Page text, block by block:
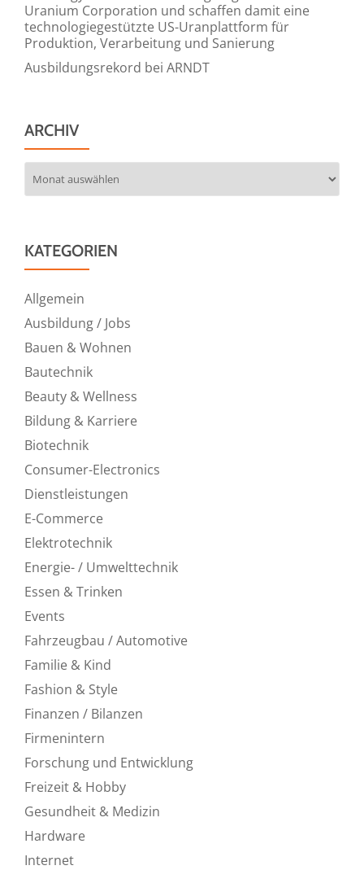
Uranium Corporation und schaffen damit eine
technologiegestützte US-Uranplattform für
Produktion, Verarbeitung und Sanierung
Ausbildungsrekord bei ARNDT
ARCHIV
KATEGORIEN
Allgemein
Ausbildung / Jobs
Bauen & Wohnen
Bautechnik
Beauty & Wellness
Bildung & Karriere
Biotechnik
Consumer-Electronics
Dienstleistungen
E-Commerce
Elektrotechnik
Energie- / Umwelttechnik
Essen & Trinken
Events
Fahrzeugbau / Automotive
Familie & Kind
Fashion & Style
Finanzen / Bilanzen
Firmenintern
Forschung und Entwicklung
Freizeit & Hobby
Gesundheit & Medizin
Hardware
Internet